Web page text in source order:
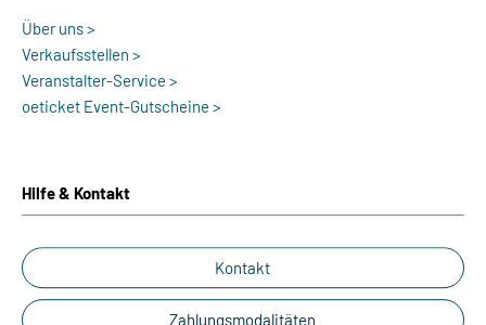
Über uns >
Verkaufsstellen >
Veranstalter-Service >
oeticket Event-Gutscheine >
Hilfe & Kontakt
Kontakt
Zahlungsmodalitäten